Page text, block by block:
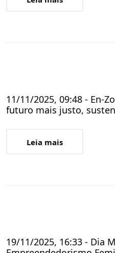
11/11/2025, 09:48 - En-
futuro mais justo,
Leia mais
19/11/2025, 16:33 - Dia